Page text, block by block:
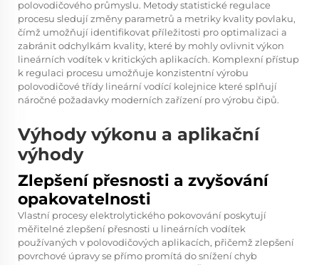
polovodičového průmyslu. Metody statistické regulace
procesu sledují změny parametrů a metriky kvality povlaku,
čímž umožňují identifikovat příležitosti pro optimalizaci a
zabránit odchylkám kvality, které by mohly ovlivnit výkon
lineárních vodítek v kritických aplikacích. Komplexní přístup
k regulaci procesu umožňuje konzistentní výrobu
polovodičové třídy lineární vodící kolejnice které splňují
náročné požadavky moderních zařízení pro výrobu čipů.
Výhody výkonu a aplikační
výhody
Zlepšení přesnosti a zvyšování
opakovatelnosti
Vlastní procesy elektrolytického pokovování poskytují
měřitelné zlepšení přesnosti u lineárních vodítek
používaných v polovodičových aplikacích, přičemž zlepšení
povrchové úpravy se přímo promítá do snížení chyb